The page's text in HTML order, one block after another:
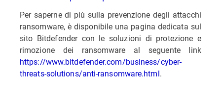
Per saperne di più sulla prevenzione degli attacchi
ransomware, è disponibile una pagina dedicata sul
sito Bitdefender con le soluzioni di protezione e
rimozione dei ransomware al seguente link
https://www.bitdefender.com/business/cyber-
threats-solutions/anti-ransomware.html.